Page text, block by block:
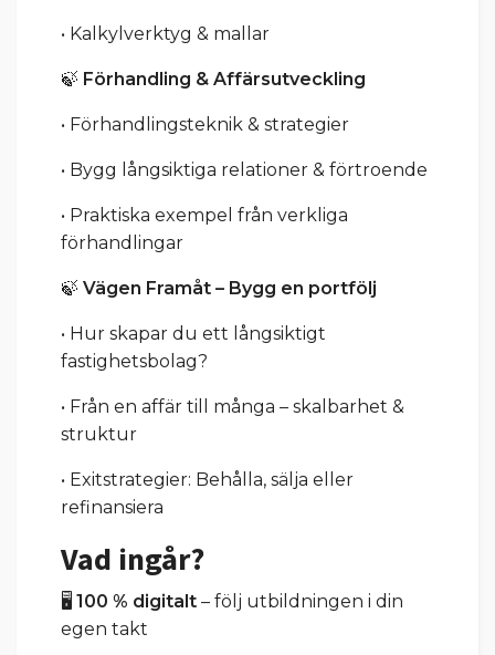
• Kalkylverktyg & mallar
🍃 Förhandling & Affärsutveckling
• Förhandlingsteknik & strategier
• Bygg långsiktiga relationer & förtroende
• Praktiska exempel från verkliga
förhandlingar
🍃 Vägen Framåt – Bygg en portfölj
• Hur skapar du ett långsiktigt
fastighetsbolag?
• Från en affär till många – skalbarhet &
struktur
• Exitstrategier: Behålla, sälja eller
refinansiera
Vad ingår?
🖥️ 100 % digitalt – följ utbildningen i din
egen takt